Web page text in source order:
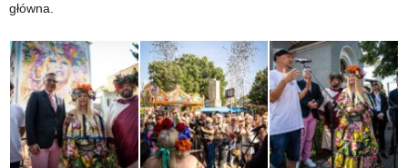
główna.